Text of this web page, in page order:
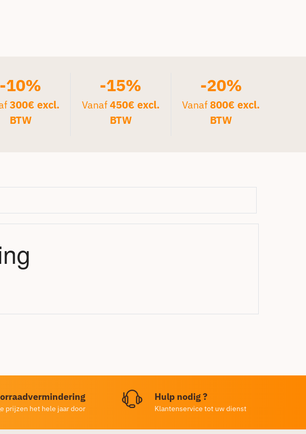
-10%
300€ excl.
BTW
-15%
Vanaf450€ excl.
BTW
-20%
Vanaf800€ excl.
BTW
prijzen het hele jaar door
Hulp nodig ?
Klantenservice tot uw dienst